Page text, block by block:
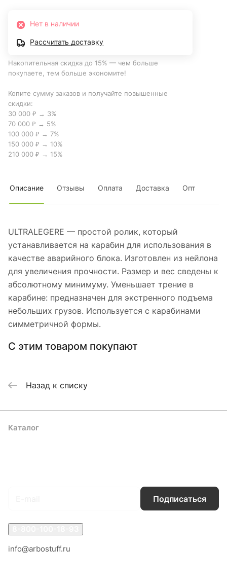
Нет в наличии
Рассчитать доставку
Накопительная скидка до 15% — чем больше
покупаете, тем больше экономите!
Копите сумму заказов и получайте повышенные
скидки:
30 000 ₽ → 3%
70 000 ₽ → 5%
100 000 ₽ → 7%
150 000 ₽ → 10%
210 000 ₽ → 15%
Описание Отзывы Оплата Доставка Опт
ULTRALEGERE — простой ролик, который
устанавливается на карабин для использования в
качестве аварийного блока. Изготовлен из нейлона
для увеличения прочности. Размер и вес сведены к
абсолютному минимуму. Уменьшает трение в
карабине: предназначен для экстренного подъема
небольших грузов. Используется с карабинами
симметричной формы.
С этим товаром покупают
Назад к списку
Каталог
Подписаться
info@arbostuff.ru